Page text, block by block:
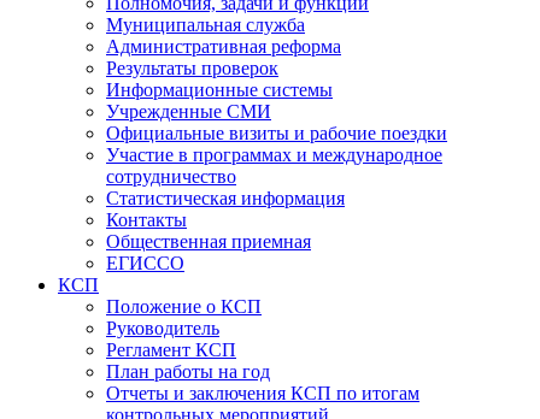
Муниципальная служба
Административная реформа
Результаты проверок
Информационные системы
Учрежденные СМИ
Официальные визиты и рабочие поездки
Участие в программах и международное
сотрудничество
Статистическая информация
Контакты
Общественная приемная
ЕГИССО
КСП
Положение о КСП
Руководитель
Регламент КСП
План работы на год
Отчеты и заключения КСП по итогам
контрольных мероприятий